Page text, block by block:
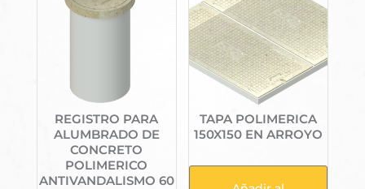
REGISTRO PARA
ALUMBRADO DE
CONCRETO
POLIMERICO
ANTIVANDALISMO 60
TAPA POLIMERICA
150X150 EN ARROYO